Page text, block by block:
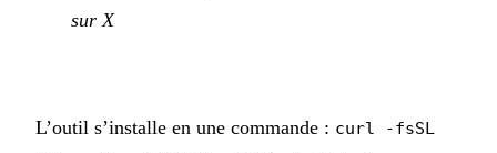
sur X
L’outil s’installe en une commande : curl -fsSL